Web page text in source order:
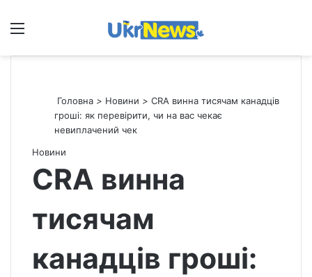
Меню
Головна > Новини > CRA винна тисячам канадців
гроші: як перевірити, чи на вас чекає
невиплачений чек
Новини
CRA винна
тисячам
канадців гроші: